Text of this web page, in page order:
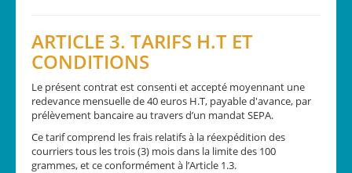
ARTICLE 3. TARIFS H.T ET
CONDITIONS
Le présent contrat est consenti et accepté moyennant une
redevance mensuelle de 40 euros H.T, payable d'avance, par
prélèvement bancaire au travers d’un mandat SEPA.
Ce tarif comprend les frais relatifs à la réexpédition des
courriers tous les trois (3) mois dans la limite des 100
grammes, et ce conformément à l’Article 1.3.